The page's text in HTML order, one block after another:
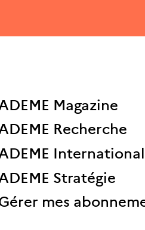
Magazine
Recherche
International
Stratégie
mes